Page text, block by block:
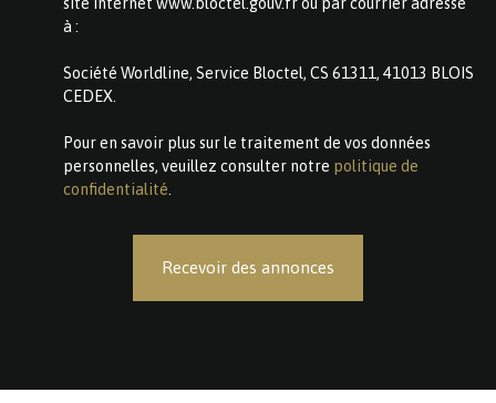
à :
Société Worldline, Service Bloctel, CS 61311, 41013 BLOIS
CEDEX.
Pour en savoir plus sur le traitement de vos données
personnelles, veuillez consulter notre politique de
confidentialité
Recevoir des annonces